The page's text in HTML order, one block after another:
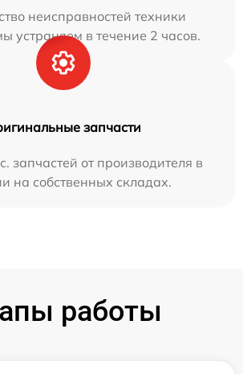
неисправностей техники
устраняем в течение 2 часов.
запчасти
запчастей от производителя в
на собственных складах.
работы